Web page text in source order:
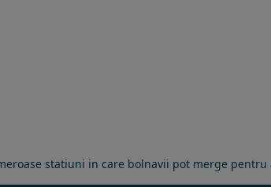
statiuni in care bolnavii pot merge pentru